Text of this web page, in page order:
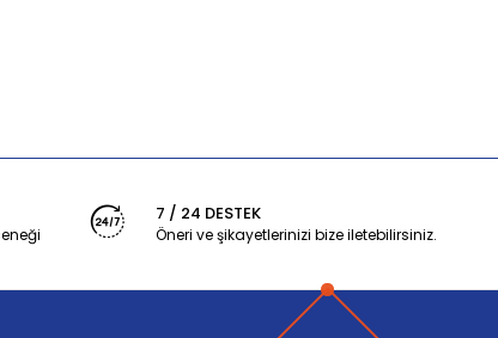
7 / 24 DESTEK
Öneri ve şikayetlerinizi bize iletebilirsiniz.